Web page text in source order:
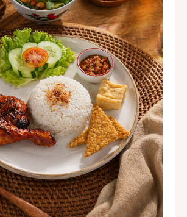
Deutsch Nederlands
한국어 العربية